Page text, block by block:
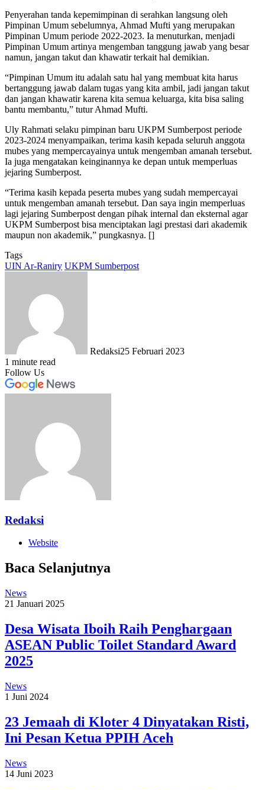
Penyerahan tanda kepemimpinan di serahkan langsung oleh
Pimpinan Umum sebelumnya, Ahmad Mufti yang merupakan
Pimpinan Umum periode 2022-2023. Ia menuturkan, menjadi
Pimpinan Umum artinya mengemban tanggung jawab yang besar
namun, jangan takut dan khawatir terkait hal demikian.
“Pimpinan Umum itu adalah satu hal yang membuat kita harus
bertanggung jawab dalam tugas yang kita ambil, jadi jangan takut
dan jangan khawatir karena kita semua keluarga, kita bisa saling
bantu membantu,” tutur Ahmad Mufti.
Uly Rahmati selaku pimpinan baru UKPM Sumberpost periode
2023-2024 menyampaikan, terima kasih kepada seluruh anggota
mubes yang mempercayainya untuk mengemban amanah tersebut.
Ia juga mengatakan keinginannya ke depan untuk memperluas
jejaring Sumberpost.
“Terima kasih kepada peserta mubes yang sudah mempercayai
untuk mengemban amanah tersebut. Dan saya ingin memperluas
lagi jejaring Sumberpost dengan pihak internal dan eksternal agar
UKPM Sumberpost bisa menciptakan lagi prestasi dari akademik
maupun non akademik,” pungkasnya. []
Tags
UIN Ar-Raniry UKPM Sumberpost
Redaksi25 Februari 2023
1 minute read
Follow Us
Redaksi
Website
Baca Selanjutnya
News
21 Januari 2025
Desa Wisata Iboih Raih Penghargaan
ASEAN Public Toilet Standard Award
2025
News
1 Juni 2024
23 Jemaah di Kloter 4 Dinyatakan Risti,
Ini Pesan Ketua PPIH Aceh
News
14 Juni 2023